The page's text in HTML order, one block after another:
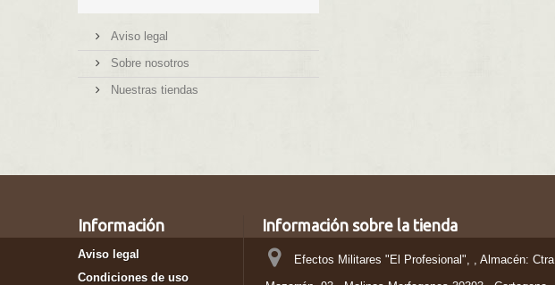
Aviso legal
Sobre nosotros
Nuestras tiendas
Información
Aviso legal
Condiciones de uso
Información sobre la tienda
Efectos Militares "El Profesional", , Almacén: Ctra.